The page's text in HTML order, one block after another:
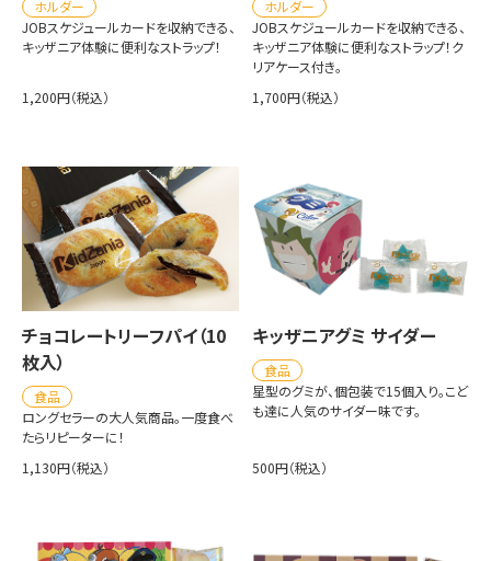
ホルダー
JOBスケジュールカードを収納できる、
キッザニア体験に便利なストラップ！
1,200円（税込）
ホルダー
JOBスケジュールカードを収納できる、
キッザニア体験に便利なストラップ！ク
リアケース付き。
1,700円（税込）
チョコレートリーフパイ（10
枚入）
食品
ロングセラーの大人気商品。一度食べ
たらリピーターに！
1,130円（税込）
キッザニアグミ サイダー
食品
星型のグミが、個包装で15個入り。こど
も達に人気のサイダー味です。
500円（税込）